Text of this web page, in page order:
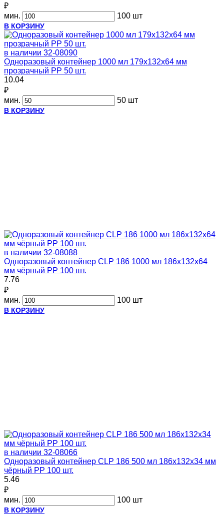
₽
мин.
100 шт
В КОРЗИНУ
в наличии 32-08090
Одноразовый контейнер 1000 мл 179х132х64 мм
прозрачный PP 50 шт.
10.04
₽
мин.
50 шт
В КОРЗИНУ
в наличии 32-08088
Одноразовый контейнер CLP 186 1000 мл 186х132х64
мм чёрный PP 100 шт.
7.76
₽
мин.
100 шт
В КОРЗИНУ
в наличии 32-08066
Одноразовый контейнер CLP 186 500 мл 186х132х34 мм
чёрный PP 100 шт.
5.46
₽
мин.
100 шт
В КОРЗИНУ